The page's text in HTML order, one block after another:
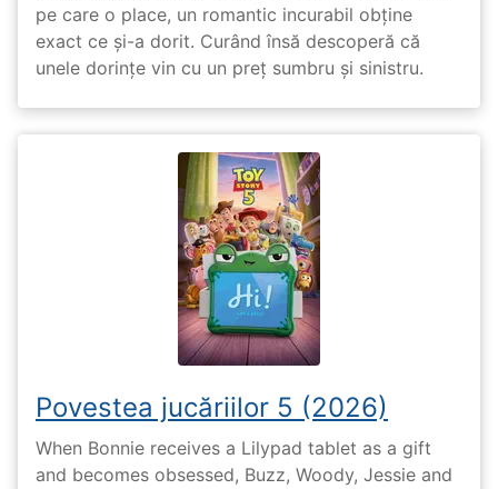
pe care o place, un romantic incurabil obține
exact ce și-a dorit. Curând însă descoperă că
unele dorințe vin cu un preț sumbru și sinistru.
Povestea jucăriilor 5 (2026)
When Bonnie receives a Lilypad tablet as a gift
and becomes obsessed, Buzz, Woody, Jessie and